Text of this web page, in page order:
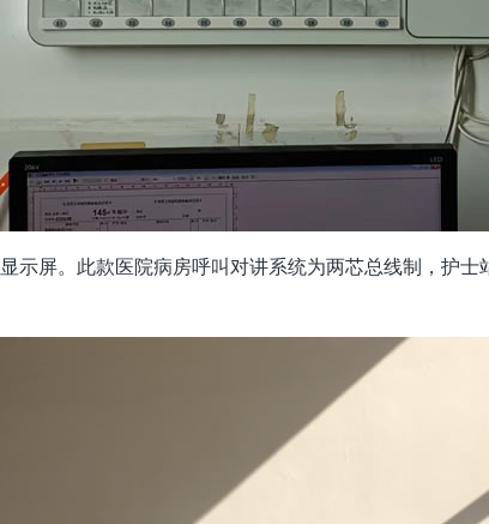
示屏。此款医院病房呼叫对讲系统为两芯总线制，护